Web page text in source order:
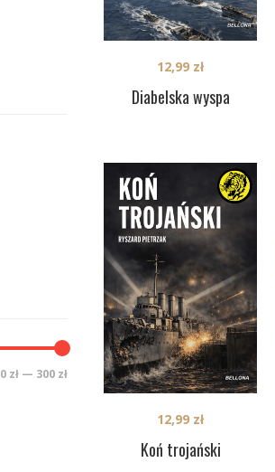
Diabelska wyspa
12,99 zł
Koń trojański
12,99 zł
0 zł — 300 zł